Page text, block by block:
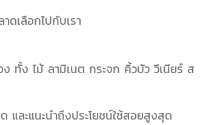
ดเลือกไปกับเรา
ง ทั้ง ไม้ ลามิเนต กระจก คิ้วบัว วีเนียร์ ส
ละแนะนำถึงประโยชน์ใช้สอยสูงสุด